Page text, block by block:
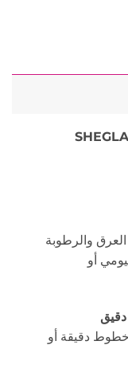
والرطوبة
أو
دقيقة أو